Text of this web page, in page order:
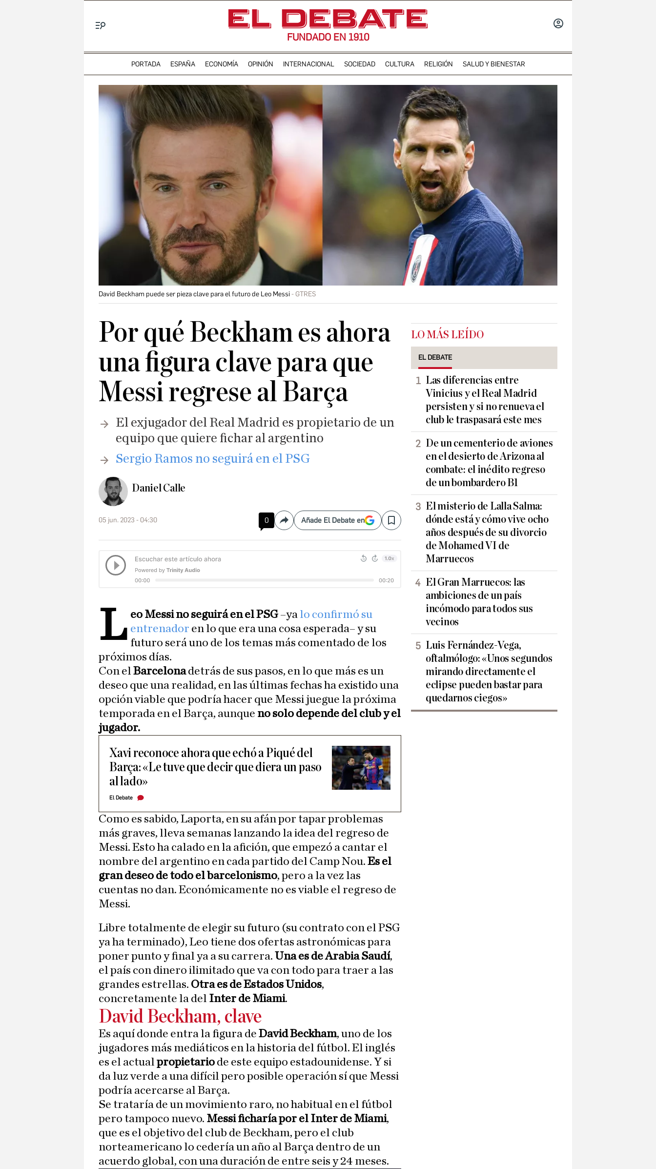
FUNDADO EN 1910
PORTADA ESPAÑA ECONOMÍA OPINIÓN INTERNACIONAL SOCIEDAD CULTURA RELIGIÓN SALUD Y BIENESTAR
David Beckham puede ser pieza clave para el futuro de Leo Messi GTRES
Por qué Beckham es ahora
una figura clave para que
Messi regrese al Barça
El exjugador del Real Madrid es propietario de un
equipo que quiere fichar al argentino
​Sergio Ramos no seguirá en el PSG
Daniel Calle
05 jun. 2023 - 04:30 0 CompartirAñade El Debate en Save
L eo Messi no seguirá en el PSG –ya lo confirmó su
entrenador en lo que era una cosa esperada– y su
futuro será uno de los temas más comentado de los
próximos días.
Con el Barcelonadetrás de sus pasos, en lo que más es un
deseo que una realidad, en las últimas fechas ha existido una
opción viable que podría hacer que Messi juegue la próxima
temporada en el Barça, aunque no solo depende del club y el
jugador.
Xavi reconoce ahora que echó a Piqué del
Barça: «Le tuve que decir que diera un paso
al lado»
El Debate
Como es sabido, Laporta, en su afán por tapar problemas
más graves, lleva semanas lanzando la idea del regreso de
Messi. Esto ha calado en la afición, que empezó a cantar el
nombre del argentino en cada partido del Camp Nou. Es el
gran deseo de todo el barcelonismo, pero a la vez las
cuentas no dan. Económicamente no es viable el regreso de
Messi.
Libre totalmente de elegir su futuro (su contrato con el PSG
ya ha terminado), Leo tiene dos ofertas astronómicas para
poner punto y final ya a su carrera. Una es de Arabia Saudí,
el país con dinero ilimitado que va con todo para traer a las
grandes estrellas. Otra es de Estados Unidos,
concretamente la del Inter de Miami.
David Beckham, clave
Es aquí donde entra la figura de David Beckham, uno de los
jugadores más mediáticos en la historia del fútbol. El inglés
es el actual propietario de este equipo estadounidense. Y si
da luz verde a una difícil pero posible operación sí que Messi
podría acercarse al Barça.
Se trataría de un movimiento raro, no habitual en el fútbol
pero tampoco nuevo. Messi ficharía por el Inter de Miami,
que es el objetivo del club de Beckham, pero el club
norteamericano lo cedería un año al Barça dentro de un
acuerdo global, con una duración de entre seis y 24 meses.
LO MÁS LEÍDO
EL DEBATE
Las diferencias entre
Vinicius y el Real Madrid
persisten y si no renueva el
club le traspasará este mes
De un cementerio de aviones
en el desierto de Arizona al
combate: el inédito regreso
de un bombardero B1
El misterio de Lalla Salma:
dónde está y cómo vive ocho
años después de su divorcio
de Mohamed VI de
Marruecos
El Gran Marruecos: las
ambiciones de un país
incómodo para todos sus
vecinos
Luis Fernández-Vega,
oftalmólogo: «Unos segundos
mirando directamente el
eclipse pueden bastar para
quedarnos ciegos»